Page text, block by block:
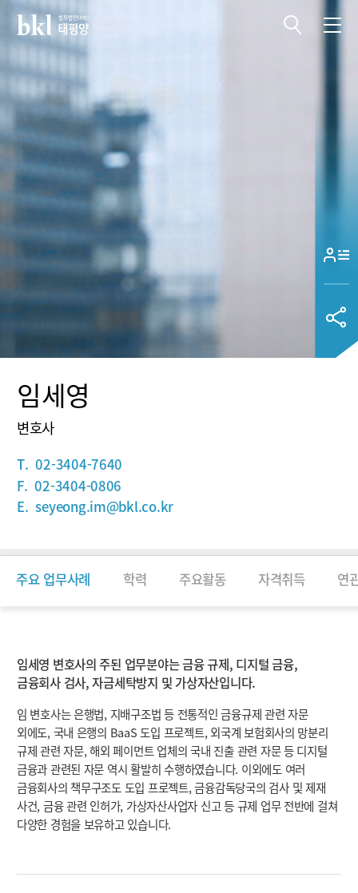
임세영
변호사
T. 02-3404-7640
F. 02-3404-0806
E. seyeong.im@bkl.co.kr
주요 업무사례 학력 주요활동 자격취득 연
임세영 변호사의 주된 업무분야는 금융 규제, 디지털 금융,
금융회사 검사, 자금세탁방지 및 가상자산입니다.
임 변호사는 은행법, 지배구조법 등 전통적인 금융규제 관련 자문
외에도, 국내 은행의 BaaS 도입 프로젝트, 외국계 보험회사의 망분리
규제 관련 자문, 해외 페이먼트 업체의 국내 진출 관련 자문 등 디지털
금융과 관련된 자문 역시 활발히 수행하였습니다. 이외에도 여러
금융회사의 책무구조도 도입 프로젝트, 금융감독당국의 검사 및 제재
사건, 금융 관련 인허가, 가상자산사업자 신고 등 규제 업무 전반에 걸쳐
다양한 경험을 보유하고 있습니다.